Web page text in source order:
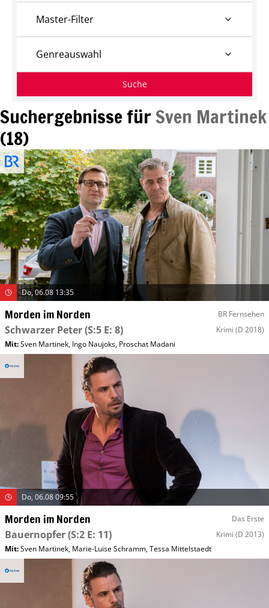
Suchergebnisse fürSven Martinek
(18)
Do, 06.08 13:35
Morden im Norden BR Fernsehen
Schwarzer Peter(S:5 E: 8) Krimi (D 2018)
Mit:Sven Martinek, Ingo Naujoks, Proschat Madani
Do, 06.08 09:55
Morden im Norden Das Erste
Bauernopfer(S:2 E: 11) Krimi (D 2013)
Mit:Sven Martinek, Marie-Luise Schramm,Tessa Mittelstaedt
Master-Filter
Genreauswahl
Suche